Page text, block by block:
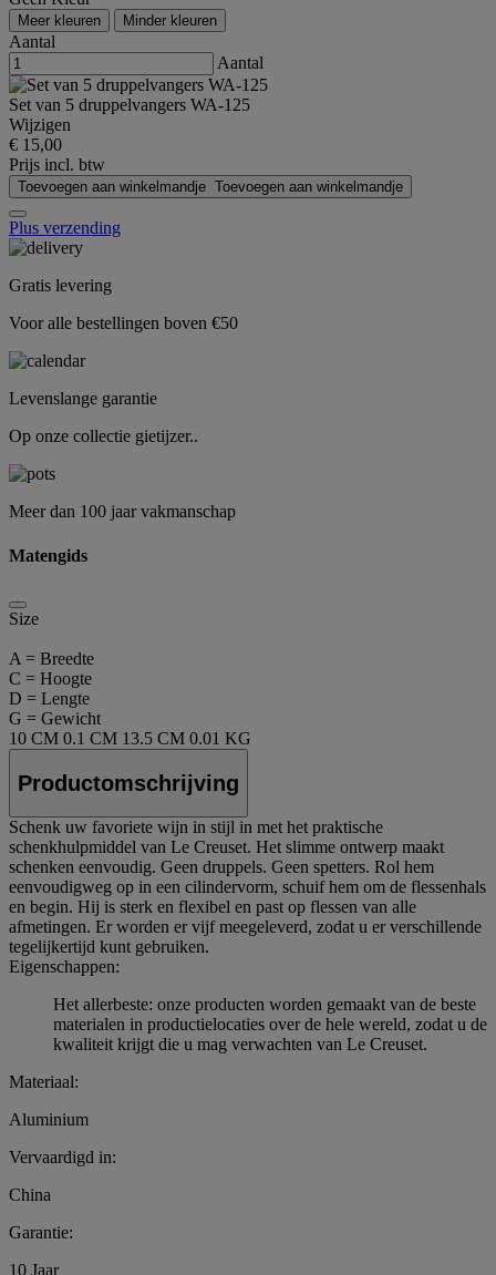
Meer kleuren Minder kleuren
Aantal
Aantal
Set van 5 druppelvangers WA-125
Wijzigen
€ 15,00
Prijs incl. btw
Toevoegen aan winkelmandje Toevoegen aan winkelmandje
Plus verzending
Gratis levering
Voor alle bestellingen boven €50
Levenslange garantie
Op onze collectie gietijzer..
Meer dan 100 jaar vakmanschap
Matengids
Size
A = Breedte
C = Hoogte
D = Lengte
G = Gewicht
10 CM 0.1 CM 13.5 CM 0.01 KG
Productomschrijving
Schenk uw favoriete wijn in stijl in met het praktische
schenkhulpmiddel van Le Creuset. Het slimme ontwerp maakt
schenken eenvoudig. Geen druppels. Geen spetters. Rol hem
eenvoudigweg op in een cilindervorm, schuif hem om de flessenhals
en begin. Hij is sterk en flexibel en past op flessen van alle
afmetingen. Er worden er vijf meegeleverd, zodat u er verschillende
tegelijkertijd kunt gebruiken.
Eigenschappen:
Het allerbeste: onze producten worden gemaakt van de beste
materialen in productielocaties over de hele wereld, zodat u de
kwaliteit krijgt die u mag verwachten van Le Creuset.
Materiaal:
Aluminium
Vervaardigd in:
China
Garantie:
10 Jaar